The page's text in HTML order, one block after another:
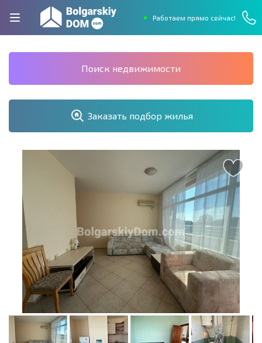
Работаем прямо сейчас!
Поиск недвижимости
Заказать подбор жилья